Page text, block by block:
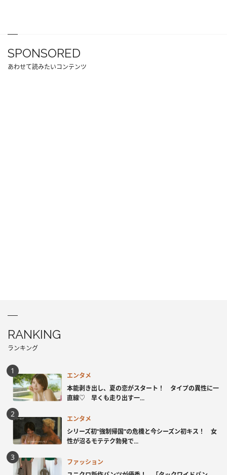
SPONSORED
あわせて読みたいコンテンツ
RANKING
ランキング
エンタメ
本能剥き出し、夏の恋がスタート！ タイプの異性に一
直線♡ 早くも走り出す一...
エンタメ
シリーズ初“強制帰国”の危機と今シーズン初キス！ 女
性が沼るモテテク勃発で...
ファッション